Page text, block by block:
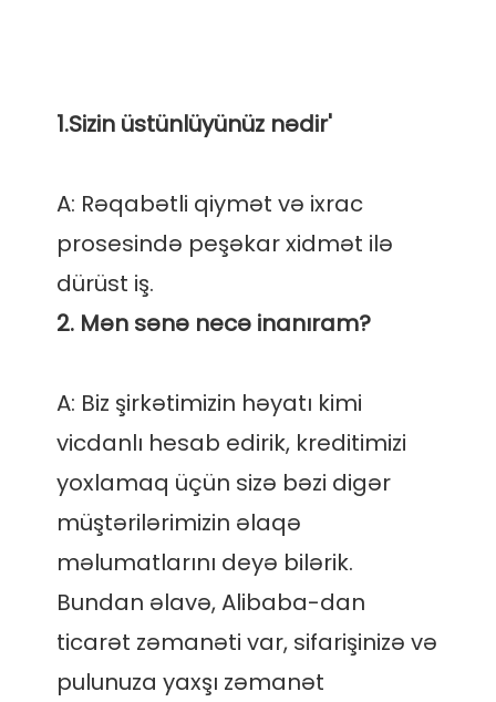
A: Rəqabətli qiymət və ixrac
prosesində peşəkar xidmət ilə
A: Biz şirkətimizin həyatı kimi
vicdanlı hesab edirik, kreditimizi
yoxlamaq üçün sizə bəzi digər
müştərilərimizin əlaqə
məlumatlarını deyə bilərik.
Bundan əlavə, Alibaba-dan
ticarət zəmanəti var, sifarişinizə və
pulunuza yaxşı zəmanət